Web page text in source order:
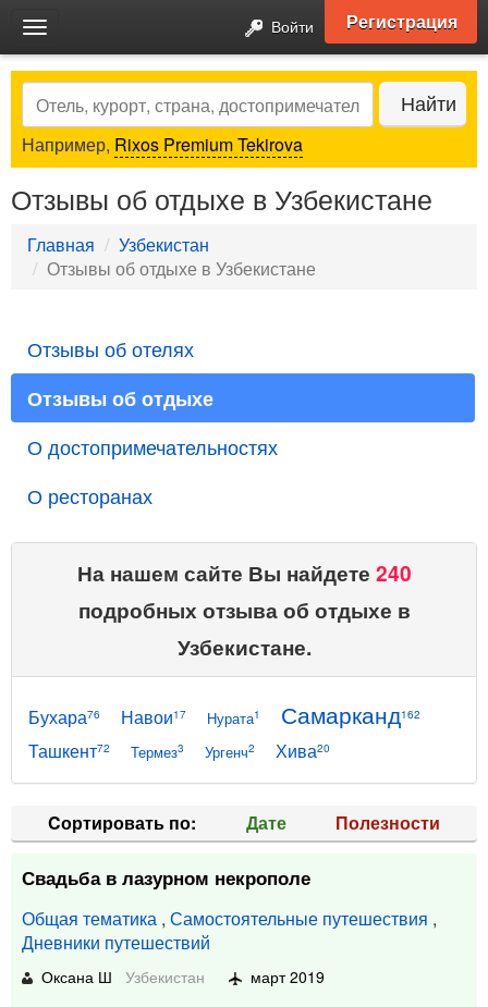
Toggle
navigation
Войти Регистрация
Search Найти
Например, Rixos Premium Tekirova
Отзывы об отдыхе в Узбекистане
Главная
Узбекистан
Отзывы об отдыхе в Узбекистане
Отзывы об отелях
Отзывы об отдыхе
О достопримечательностях
О ресторанах
На нашем сайте Вы найдете 240
подробных отзыва об отдыхе в
Узбекистане.
Бухара76 Навои17 Нурата1 Самарканд162
Ташкент72 Термез3 Ургенч2 Хива20
Cортировать по: Дате Полезности
Свадьба в лазурном некрополе
Общая тематика , Самостоятельные путешествия ,
Дневники путешествий
Оксана Ш Узбекистан март 2019